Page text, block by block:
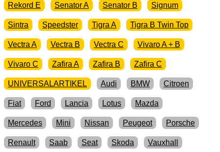
Rekord E Senator A Senator B Signum
Sintra Speedster Tigra A Tigra B Twin Top
Vectra A Vectra B Vectra C Vivaro A + B
Vivaro C Zafira A Zafira B Zafira C
UNIVERSALARTIKEL Audi BMW Citroen
Fiat Ford Lancia Lotus Mazda
Mercedes Mini Nissan Peugeot Porsche
Renault Saab Seat Skoda Vauxhall